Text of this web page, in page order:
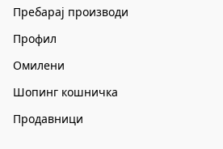
Пребарај производи
Профил
Омилени
Шопинг кошничка
Продавници